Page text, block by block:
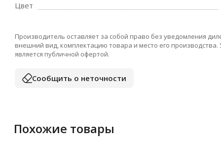
Цвет
Производитель оставляет за собой право без уведомления
внешний вид, комплектацию товара и место его
является публичной офертой.
Сообщить о неточности
Похожие товары